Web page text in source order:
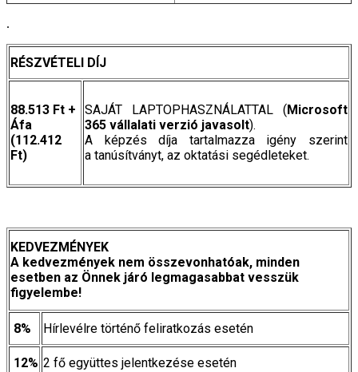
.
RÉSZVÉTELI DÍJ
88.513 Ft +
Áfa
(112.412
Ft)
SAJÁT LAPTOPHASZNÁLATTAL ( Microsoft
365 vállalati verzió javasolt).
A képzés díja tartalmazza igény szerint
a tanúsítványt, az oktatási segédleteket.
KEDVEZMÉNYEK
A kedvezmények nem összevonhatóak, minden
esetben az Önnek járó legmagasabbat vesszük
figyelembe!
8% Hírlevélre történő feliratkozás esetén
12% 2 fő együttes jelentkezése esetén